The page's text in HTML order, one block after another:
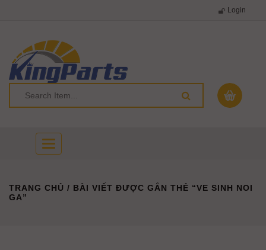
Login
Toggle
navigation
TRANG CHỦ / BÀI VIẾT ĐƯỢC GẮN THẺ “VE SINH NOI
GA”